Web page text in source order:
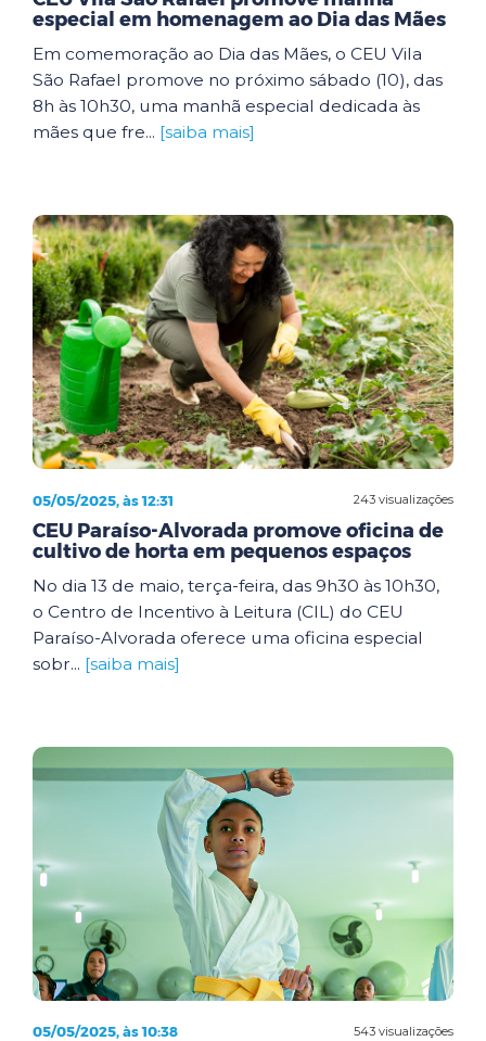
especial em homenagem ao Dia das Mães
Em comemoração ao Dia das Mães, o CEU Vila
São Rafael promove no próximo sábado (10), das
8h às 10h30, uma manhã especial dedicada às
mães que fre... [saiba mais]
243 visualizações
05/05/2025, às 12:31
CEU Paraíso-Alvorada promove oficina de
cultivo de horta em pequenos espaços
No dia 13 de maio, terça-feira, das 9h30 às 10h30,
o Centro de Incentivo à Leitura (CIL) do CEU
Paraíso-Alvorada oferece uma oficina especial
sobr... [saiba mais]
543 visualizações
05/05/2025, às 10:38